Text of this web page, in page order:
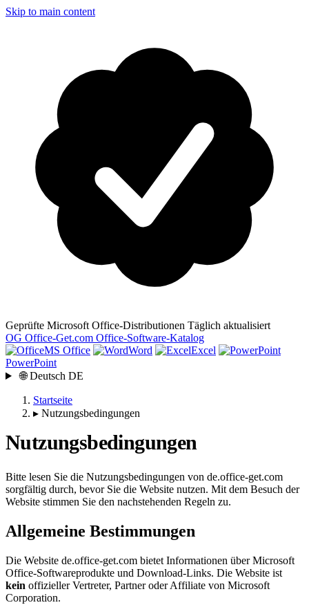
Skip to main content
Geprüfte Microsoft Office-Distributionen Täglich aktualisiert
OG Office-Get.com Office-Software-Katalog
MS Office
Word
Excel
PowerPoint
🌐 Deutsch DE
Startseite
▸ Nutzungsbedingungen
Nutzungsbedingungen
Bitte lesen Sie die Nutzungsbedingungen von de.office-get.com
sorgfältig durch, bevor Sie die Website nutzen. Mit dem Besuch der
Website stimmen Sie den nachstehenden Regeln zu.
Allgemeine Bestimmungen
Die Website de.office-get.com bietet Informationen über Microsoft
Office-Softwareprodukte und Download-Links. Die Website ist
kein offizieller Vertreter, Partner oder Affiliate von Microsoft
Corporation.